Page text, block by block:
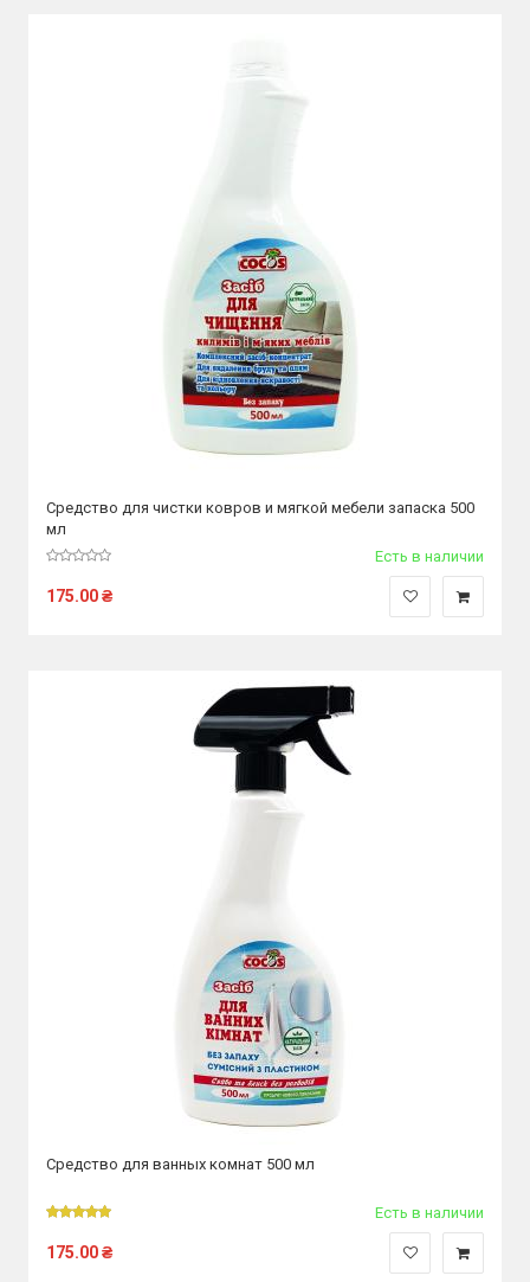
Средство для чистки ковров и мягкой мебели запаска 500
мл
Есть в наличии
175.00₴
Средство для ванных комнат 500 мл
Есть в наличии
175.00₴